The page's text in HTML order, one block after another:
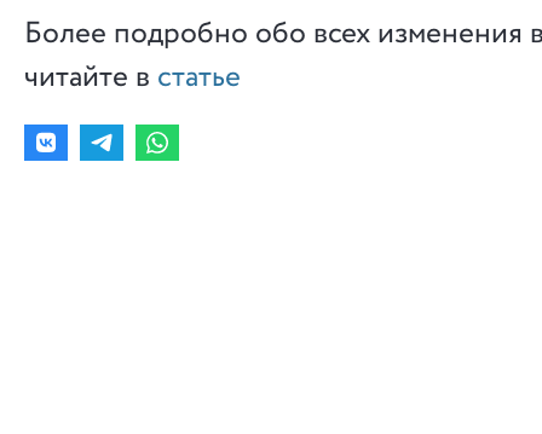
Более подробно обо всех изменения
читайте в статье